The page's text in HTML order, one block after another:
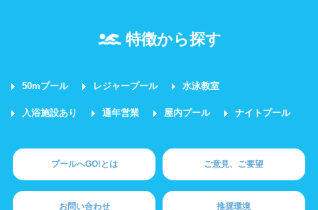
特徴から探す
50mプール レジャープール 水泳教室
入浴施設あり 通年営業 屋内プール ナイトプール
プールへGO!とは ご意見、ご要望
お問い合わせ 推奨環境